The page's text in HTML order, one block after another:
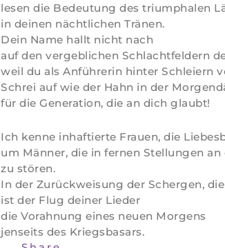
lesen die Bedeutung des triumphalen
in deinen nächtlichen Tränen.
Dein Name hallt nicht nach
auf den vergeblichen Schlachtfeldern
weil du als Anführerin hinter Schleiern
Schrei auf wie der Hahn in der
für die Generation, die an dich glaubt!
Ich kenne inhaftierte Frauen, die
um Männer, die in fernen Stellungen
zu stören.
In der Zurückweisung der Schergen,
ist der Flug deiner Lieder
die Vorahnung eines neuen Morgens
jenseits des Kriegsbasars.